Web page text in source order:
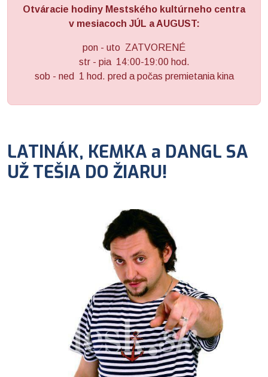
Otváracie hodiny Mestského kultúrneho centra
v mesiacoch JÚL a AUGUST:
pon - uto ZATVORENÉ
str - pia 14:00-19:00 hod.
sob - ned 1 hod. pred a počas premietania kina
LATINÁK, KEMKA a DANGL SA
UŽ TEŠIA DO ŽIARU!